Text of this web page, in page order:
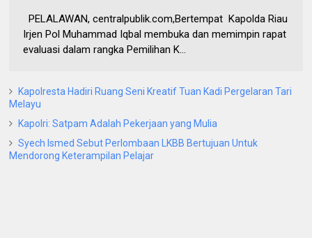
PELALAWAN, centralpublik.com,Bertempat Kapolda Riau
Irjen Pol Muhammad Iqbal membuka dan memimpin rapat
evaluasi dalam rangka Pemilihan K...
Kapolresta Hadiri Ruang Seni Kreatif Tuan Kadi Pergelaran Tari
Melayu
Kapolri: Satpam Adalah Pekerjaan yang Mulia
Syech Ismed Sebut Perlombaan LKBB Bertujuan Untuk
Mendorong Keterampilan Pelajar